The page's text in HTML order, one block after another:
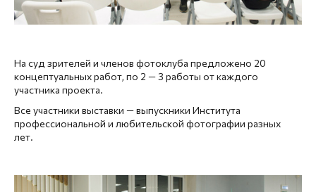
На суд зрителей и членов фотоклуба предложено 20
концептуальных работ, по 2 — 3 работы от каждого
участника проекта.
Все участники выставки — выпускники Института
профессиональной и любительской фотографии разных
лет.